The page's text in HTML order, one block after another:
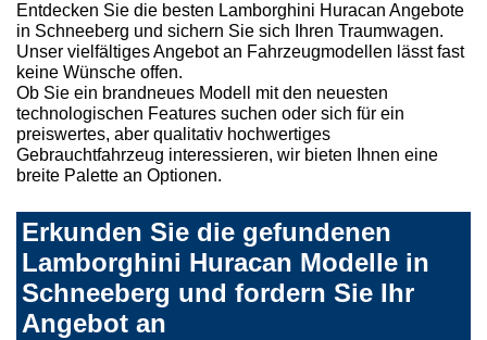
Entdecken Sie die besten Lamborghini Huracan Angebote
in Schneeberg und sichern Sie sich Ihren Traumwagen.
Unser vielfältiges Angebot an Fahrzeugmodellen lässt fast
keine Wünsche offen.
Ob Sie ein brandneues Modell mit den neuesten
technologischen Features suchen oder sich für ein
preiswertes, aber qualitativ hochwertiges
Gebrauchtfahrzeug interessieren, wir bieten Ihnen eine
breite Palette an Optionen.
Erkunden Sie die gefundenen
Lamborghini Huracan Modelle in
Schneeberg und fordern Sie Ihr
Angebot an